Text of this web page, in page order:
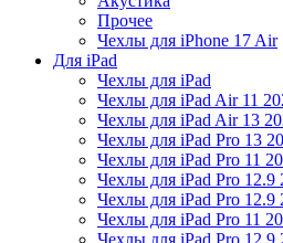
Прочее
Чехлы для iPhone 17 Air
Для iPad
Чехлы для iPad
Чехлы для iPad Air 11
Чехлы для iPad Air 13
Чехлы для iPad Pro 13
Чехлы для iPad Pro 11
Чехлы для iPad Pro 12.9
Чехлы для iPad Pro 12.9
Чехлы для iPad Pro 11
Чехлы для iPad Pro 12.9